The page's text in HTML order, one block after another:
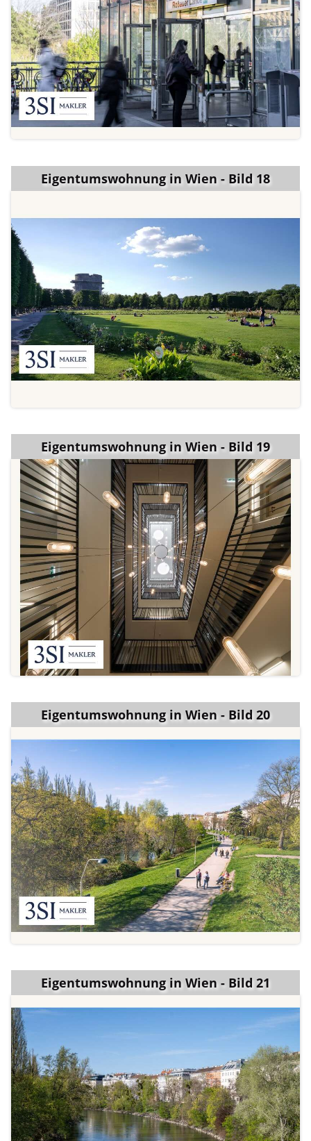
Eigentumswohnung in Wien - Bild 18
Eigentumswohnung in Wien - Bild 19
Eigentumswohnung in Wien - Bild 20
Eigentumswohnung in Wien - Bild 21